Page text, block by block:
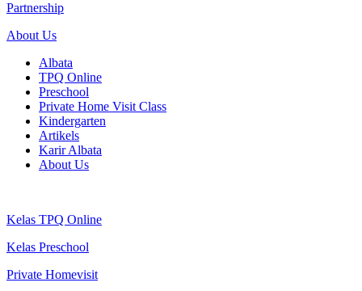
Partnership
About Us
Albata
TPQ Online
Preschool
Private Home Visit Class
Kindergarten
Artikels
Karir Albata
About Us
Kelas TPQ Online
Kelas Preschool
Private Homevisit